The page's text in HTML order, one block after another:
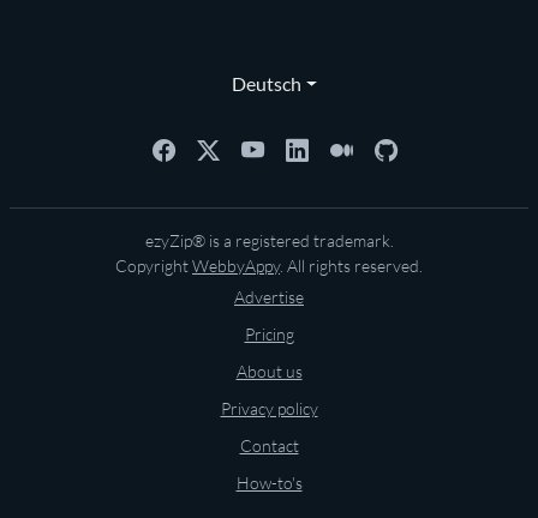
Deutsch
ezyZip® is a registered trademark.
CopyrightWebbyAppy. All rights reserved.
Advertise
Pricing
About us
Privacy policy
Contact
How-to's